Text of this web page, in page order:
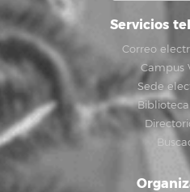
Servicios
Correo
Campus
Sede